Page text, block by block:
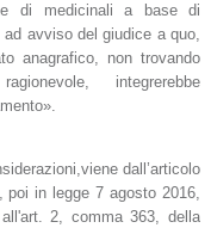
di medicinali a base di
avviso del giudice a quo,
anagrafico, non trovando
integrerebbe
dall’articolo
poi in legge 7 agosto 2016,
2, comma 363, della